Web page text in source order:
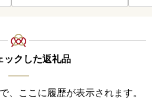
ックした返礼品
、ここに履歴が表示されます。